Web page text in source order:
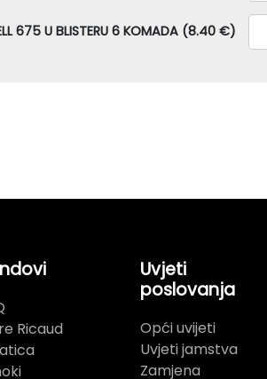
675 U BLISTERU 6 KOMADA (8.40 €)
Ricaud
Uvjeti
poslovanja
Opći uvijeti
Uvjeti jamstva
Zamjena